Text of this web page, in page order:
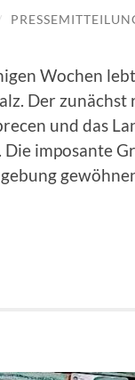
Wochen
Der
und das
imposante